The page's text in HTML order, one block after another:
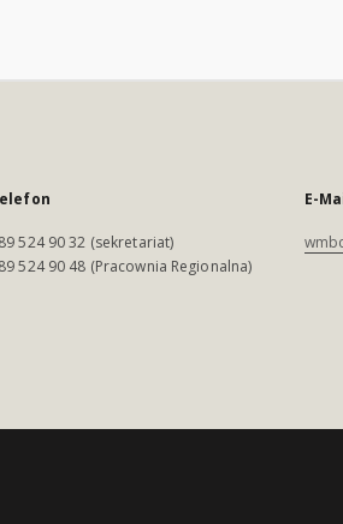
524 90 32 (sekretariat)
524 90 48 (Pracownia Regionalna)
E-